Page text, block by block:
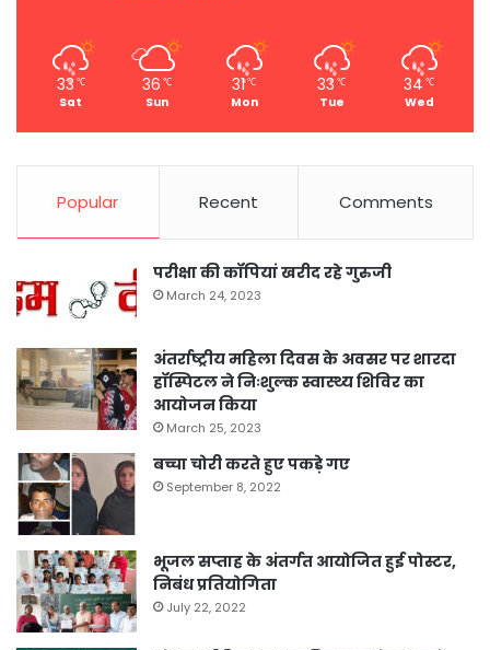
33 ℃
Sat
36 ℃
Sun
31℃
Mon
33 ℃
Tue
34 ℃
Wed
Popular Recent Comments
परीक्षा की कॉपियां खरीद रहे गुरुजी
March 24, 2023
अंतर्राष्ट्रीय महिला दिवस के अवसर पर शारदा
हॉस्पिटल ने निःशुल्क स्वास्थ्य शिविर का
आयोजन किया
March 25, 2023
बच्चा चोरी करते हुए पकड़े गए
September 8, 2022
भूजल सप्ताह के अंतर्गत आयोजित हुई पोस्टर,
निबंध प्रतियोगिता
July 22, 2022